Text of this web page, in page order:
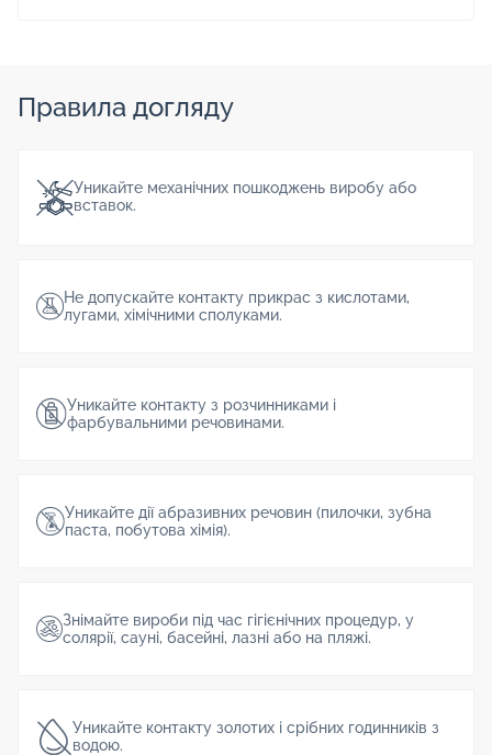
Правила догляду
Уникайте механічних пошкоджень виробу або
вставок.
Не допускайте контакту прикрас з кислотами,
лугами, хімічними сполуками.
Уникайте контакту з розчинниками і
фарбувальними речовинами.
Уникайте дії абразивних речовин (пилочки, зубна
паста, побутова хімія).
Знімайте вироби під час гігієнічних процедур, у
солярії, сауні, басейні, лазні або на пляжі.
Уникайте контакту золотих і срібних годинників з
водою.